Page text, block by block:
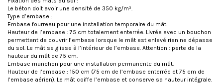
Le béton doit avoir une densité de 350 kg/m³.
Type d’embase :
Embase fourreau pour une installation temporaire du mât.
Hauteur de l’embase : 75 cm totalement enterrée. Livrée avec un bouchon
permettant de couvrir l’embase lorsque le mât est enlevé rien ne dépasse
du sol. Le mât se glisse à l’intérieur de l’embase. Attention : perte de la
hauteur du mât de 75 cm.
Embase manchon pour une installation permanente du mât.
Hauteur de l’embase : 150 cm (75 cm de l’embase enterrée et 75 cm de
l’embase aérien). Le mât coiffe l’embase et conserve sa hauteur intégrale.